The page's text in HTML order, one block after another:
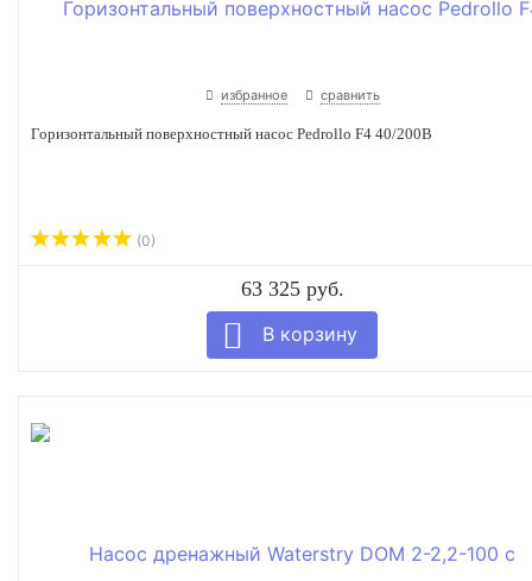
избранное сравнить
Горизонтальный поверхностный насос Pedrollo F4 40/200B
(0)
63 325 руб.